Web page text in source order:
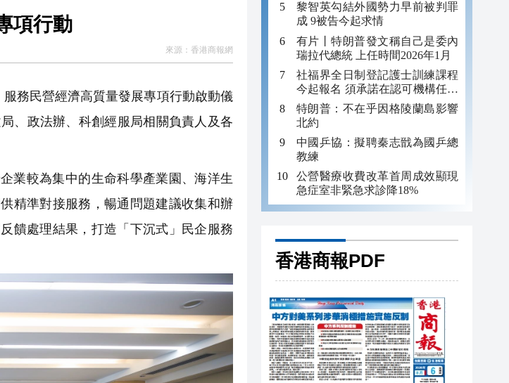
項行動
來源： 香港商報網
務民營經濟高質量發展專項行動啟動儀
、政法辦、科創經服局相關負責人及各
業較為集中的生命科學產業園、海洋生
精準對接服務，暢通問題建議收集和辦
饋處理結果，打造「下沉式」民企服務
黎智英勾結外國勢力早前被判罪
成 9被告今起求情
有片丨特朗普發文稱自己是委內
瑞拉代總統 上任時間2026年1月
社福界全日制登記護士訓練課程
今起報名 須承諾在認可機構任職
至少三年
特朗普：不在乎因格陵蘭島影響
北約
中國乒協：擬聘秦志戩為國乒總
教練
公營醫療收費改革首周成效顯現
急症室非緊急求診降18%
香港商報PDF